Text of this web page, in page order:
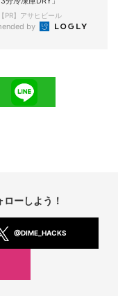
【PR】アサヒビール
by
ーしよう！
@DIME_HACKS